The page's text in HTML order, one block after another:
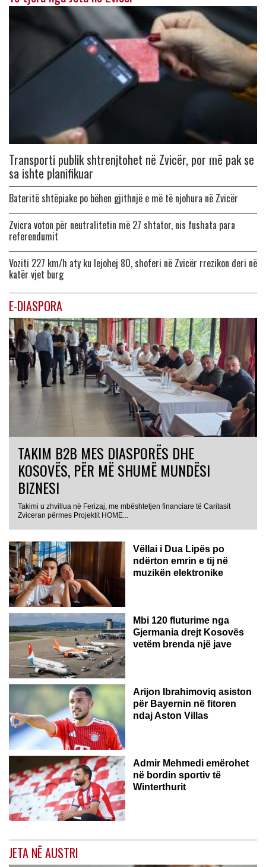
Transporti publik shtrenjtohet në Zvicër, por më pak se
sa ishte planifikuar
Bateritë shtëpiake po bëhen gjithnjë e më të njohura në Zvicër
Zvicra voton për neutralitetin më 27 shtator, nis fushata para
referendumit
Voziti 227 km/h aty ku lejohej 80, shoferi në Zvicër rrezikon deri në
katër vjet burg
E-DIASPORA
TAKIM B2B MES DIASPORËS DHE
KOSOVËS, PËR MË SHUMË MUNDËSI
BIZNESI
Takimi u zhvillua në Ferizaj, me mbështetjen financiare të Caritasit
Zviceran përmes Projektit HOME...
Vëllai i Dua Lipës po
ndërton emrin e tij në
muzikën elektronike
GJERMANI
Mbi 120 fluturime nga
Gjermania drejt Kosovës
vetëm brenda një jave
Arijon Ibrahimoviq asiston
për Bayernin në fitoren
ndaj Aston Villas
ZVICËR
Admir Mehmedi emërohet
në bordin sportiv të
Winterthurit
JETA NË AUSTRI